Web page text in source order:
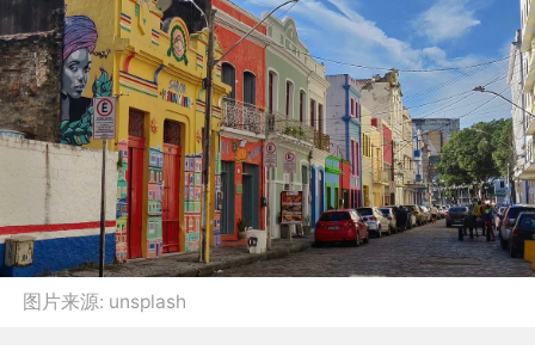
图片来源: unsplash